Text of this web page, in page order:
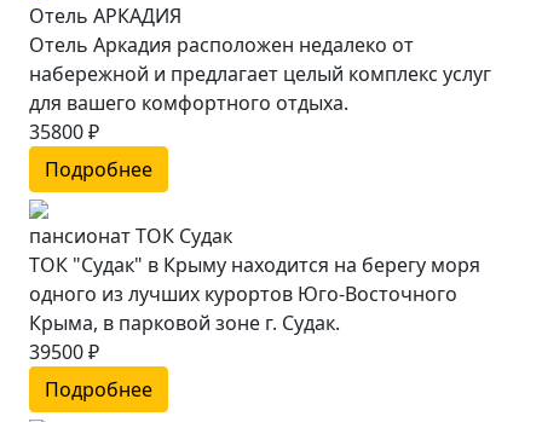
Отель АРКАДИЯ
Отель Аркадия расположен недалеко от
набережной и предлагает целый комплекс услуг
для вашего комфортного отдыха.
35800 ₽
Подробнее
пансионат ТОК Судак
ТОК "Судак" в Крыму находится на берегу моря
одного из лучших курортов Юго-Восточного
Крыма, в парковой зоне г. Судак.
39500 ₽
Подробнее